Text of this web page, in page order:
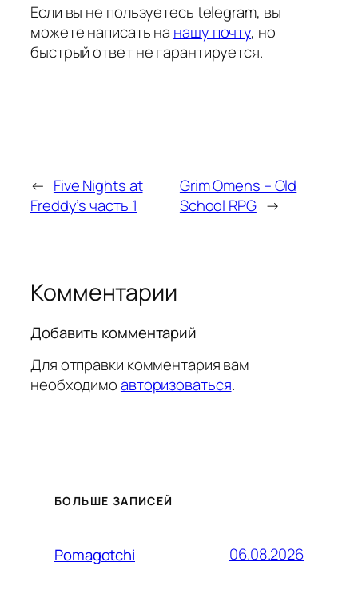
Если вы не пользуетесь telegram, вы
можете написать на нашу почту, но
быстрый ответ не гарантируется.
← Five Nights at
Freddy’s часть 1
Grim Omens – Old
School RPG →
Комментарии
Добавить комментарий
Для отправки комментария вам
необходимоавторизоваться.
БОЛЬШЕ ЗАПИСЕЙ
Pomagotchi 06.08.2026